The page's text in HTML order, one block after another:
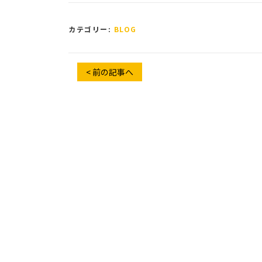
カテゴリー: BLOG
< 前の記事へ